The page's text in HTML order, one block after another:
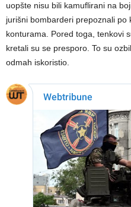
uopšte nisu bili kamuflirani na
jurišni bombarderi prepoznali po
konturama. Pored toga, tenkovi
kretali su se presporo. To su
odmah iskoristio.